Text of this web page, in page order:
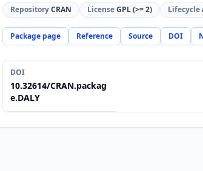
RepositoryCRAN LicenseGPL (>= 2) Lifecycle
Package page Reference Source DOI
DOI
10.32614/CRAN.packag
e.DALY